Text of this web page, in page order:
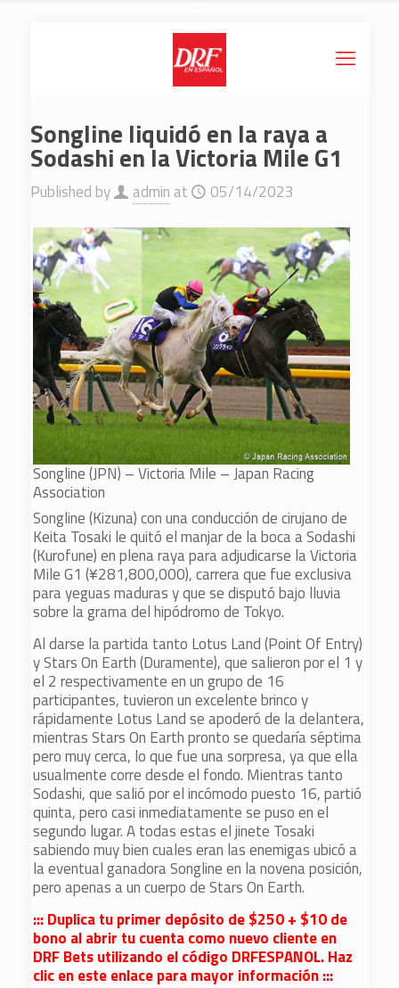
Songline liquidó en la raya a
Sodashi en la Victoria Mile G1
Published by admin at 05/14/2023
Songline (JPN) – Victoria Mile – Japan Racing
Association
Songline (Kizuna) con una conducción de cirujano de
Keita Tosaki le quitó el manjar de la boca a Sodashi
(Kurofune) en plena raya para adjudicarse la Victoria
Mile G1 (¥281,800,000), carrera que fue exclusiva
para yeguas maduras y que se disputó bajo lluvia
sobre la grama del hipódromo de Tokyo.
Al darse la partida tanto Lotus Land (Point Of Entry)
y Stars On Earth (Duramente), que salieron por el 1 y
el 2 respectivamente en un grupo de 16
participantes, tuvieron un excelente brinco y
rápidamente Lotus Land se apoderó de la delantera,
mientras Stars On Earth pronto se quedaría séptima
pero muy cerca, lo que fue una sorpresa, ya que ella
usualmente corre desde el fondo. Mientras tanto
Sodashi, que salió por el incómodo puesto 16, partió
quinta, pero casi inmediatamente se puso en el
segundo lugar. A todas estas el jinete Tosaki
sabiendo muy bien cuales eran las enemigas ubicó a
la eventual ganadora Songline en la novena posición,
pero apenas a un cuerpo de Stars On Earth.
::: Duplica tu primer depósito de $250 + $10 de
bono al abrir tu cuenta como nuevo cliente en
DRF Bets utilizando el código DRFESPANOL. Haz
clic en este enlace para mayor información :::